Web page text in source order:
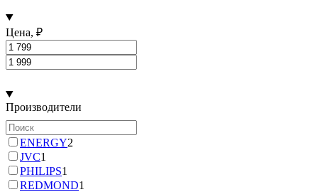
Цена, ₽
Производители
ENERGY2
JVC1
PHILIPS1
REDMOND1